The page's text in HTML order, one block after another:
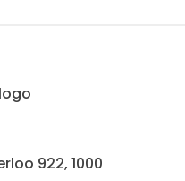
922, 1000